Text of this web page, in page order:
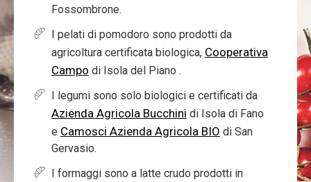
Fossombrone.
I pelati di pomodoro sono prodotti da
agricoltura certificata biologica, Cooperativa
Campo di Isola del Piano .
I legumi sono solo biologici e certificati da
Azienda Agricola Bucchini di Isola di Fano
e Camosci Azienda Agricola BIO di San
Gervasio.
I formaggi sono a latte crudo prodotti in